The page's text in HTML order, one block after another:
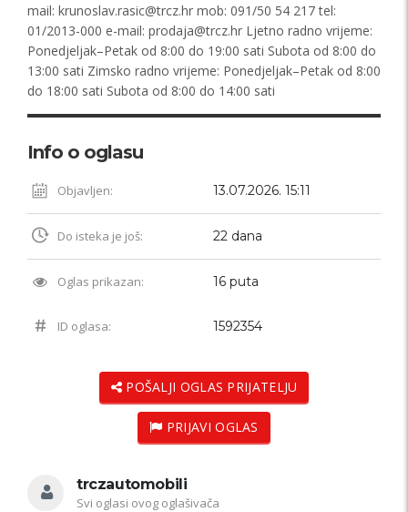
mail: krunoslav.rasic@trcz.hr mob: 091/50 54 217 tel:
01/2013-000 e-mail: prodaja@trcz.hr Ljetno radno vrijeme:
Ponedjeljak–Petak od 8:00 do 19:00 sati Subota od 8:00 do
13:00 sati Zimsko radno vrijeme: Ponedjeljak–Petak od 8:00
do 18:00 sati Subota od 8:00 do 14:00 sati
Info o oglasu
Objavljen: 13.07.2026. 15:11
Do isteka je još: 22 dana
Oglas prikazan: 16 puta
ID oglasa: 1592354
POŠALJI OGLAS PRIJATELJU
PRIJAVI OGLAS
trczautomobili
Svi oglasi ovog oglašivača